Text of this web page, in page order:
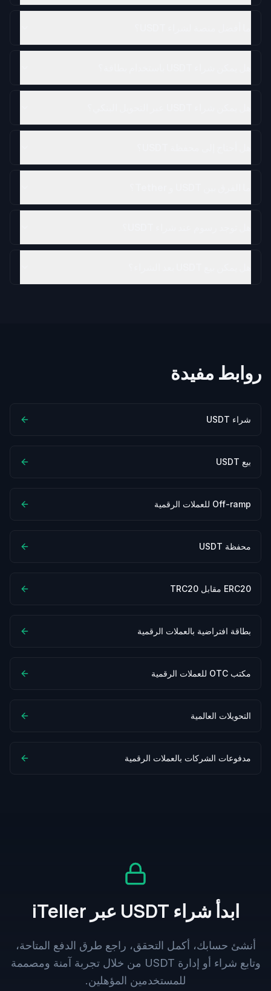
روابط مفيدة
شراء USDT
بيع USDT
Off-ramp للعملات الرقمية
محفظة USDT
ERC20 مقابل TRC20
بطاقة افتراضية بالعملات الرقمية
مكتب OTC للعملات الرقمية
التحويلات العالمية
مدفوعات الشركات بالعملات الرقمية
ابدأ شراء USDT عبر iTeller
أنشئ حسابك، أكمل التحقق، راجع طرق الدفع المتاحة،
وتابع شراء أو إدارة USDT من خلال تجربة آمنة ومصممة
للمستخدمين المؤهلين.